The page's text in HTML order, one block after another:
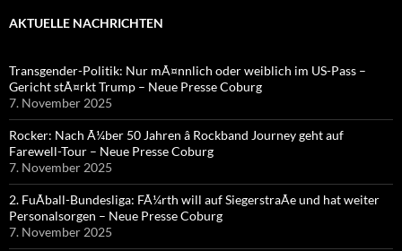
AKTUELLE NACHRICHTEN
Transgender-Politik: Nur mÃ¤nnlich oder weiblich im US-Pass –
Gericht stÃ¤rkt Trump – Neue Presse Coburg
7. November 2025
Rocker: Nach Ã¼ber 50 Jahren â Rockband Journey geht auf
Farewell-Tour – Neue Presse Coburg
7. November 2025
2. FuÃball-Bundesliga: FÃ¼rth will auf SiegerstraÃe und hat weiter
Personalsorgen – Neue Presse Coburg
7. November 2025